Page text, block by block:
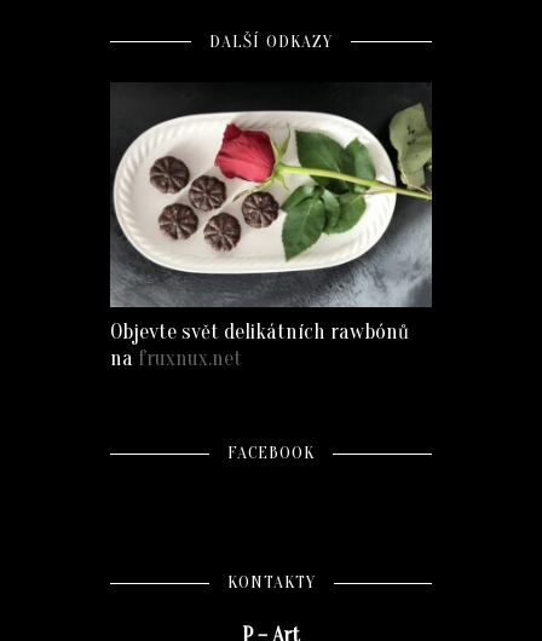
DALŠÍ ODKAZY
Objevte svět delikátních rawbónů
na fruxnux.net
FACEBOOK
KONTAKTY
P – Art